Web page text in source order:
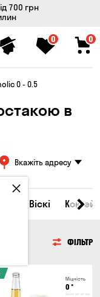
700 грн
0 0
0 - 0.5
в
Вкажіть адресу
Віскі
ФІЛЬТР
Міцність
0 °